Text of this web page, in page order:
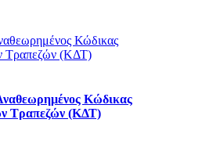
Κώδικας
Τραπεζών (ΚΔΤ)
Κώδικας
Τραπεζών (ΚΔΤ)